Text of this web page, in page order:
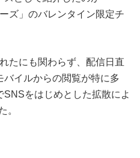
ズ」のバレンタイン限定チ
たにも関わらず、配信日直
イルからの閲覧が特に多
SNSをはじめとした拡散によ
。